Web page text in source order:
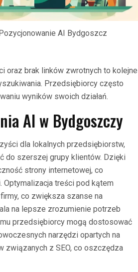
Pozycjonowanie AI Bydgoszcz
oraz brak linków zwrotnych to kolejne
Przedsiębiorcy często
wyników swoich działań.
AI w Bydgoszczy
dla lokalnych przedsiębiorstw,
do szerszej grupy klientów. Dzięki
strony internetowej, co
Optymalizacja treści pod kątem
co zwiększa szanse na
na lepsze zrozumienie potrzeb
przedsiębiorcy mogą dostosować
narzędzi opartych na
związanych z SEO, co oszczędza